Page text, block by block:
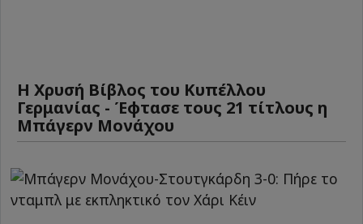
Η Χρυσή Βίβλος του Κυπέλλου
Γερμανίας - Έφτασε τους 21 τίτλους η
Μπάγερν Μονάχου